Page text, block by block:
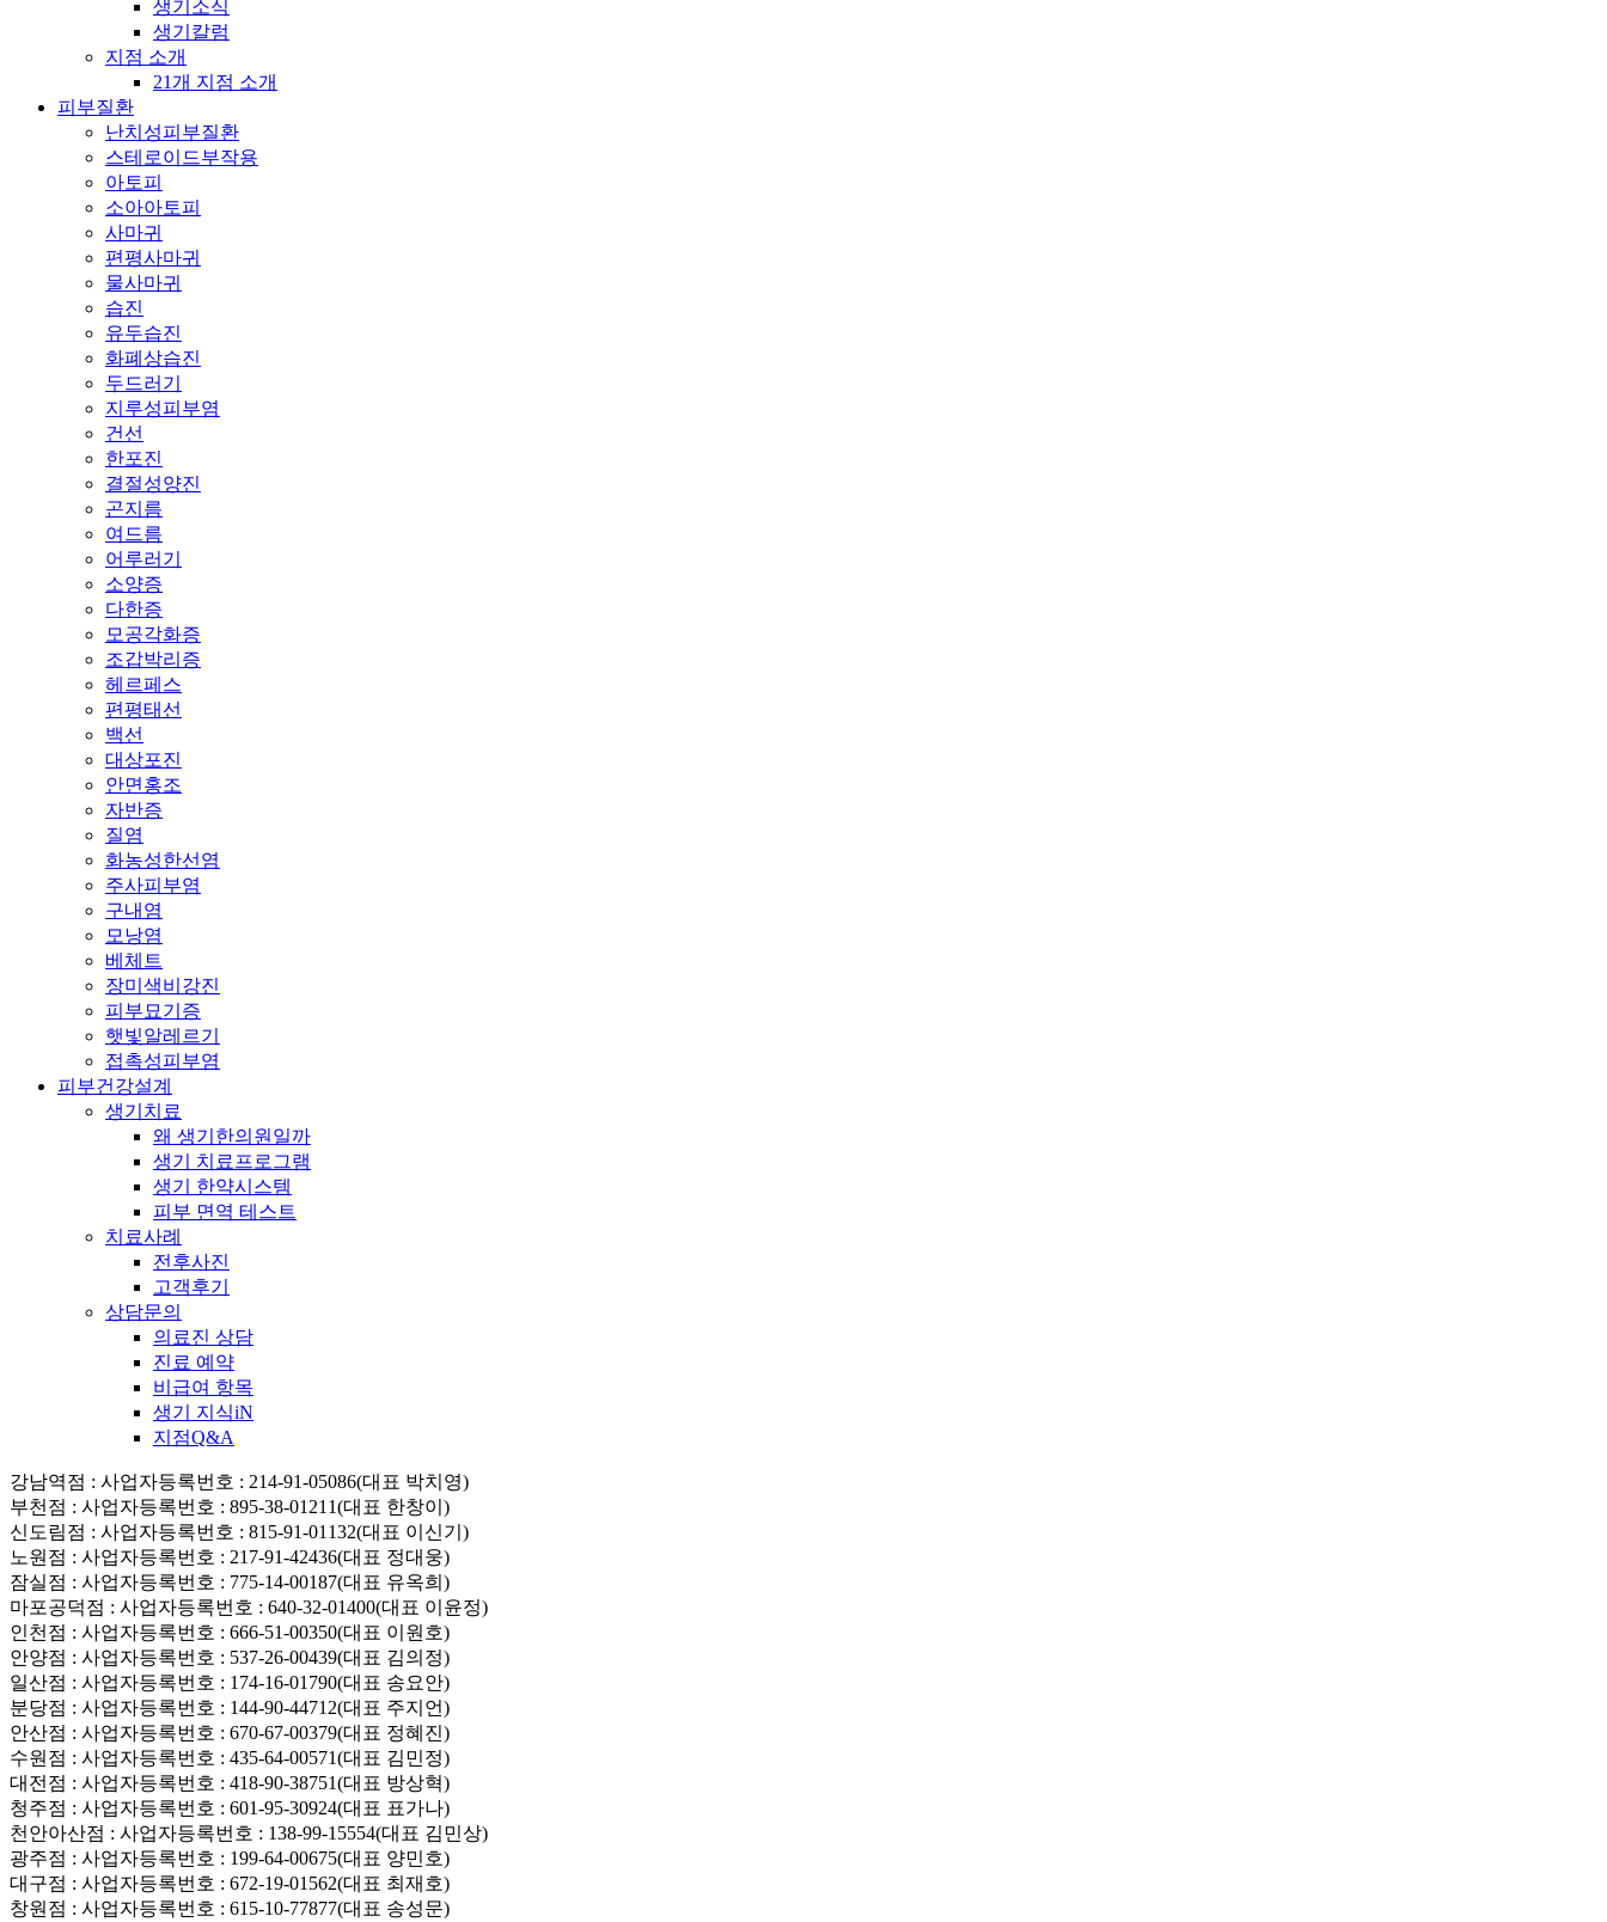
생기소식
생기칼럼
지점 소개
21개 지점 소개
피부질환
난치성피부질환
스테로이드부작용
아토피
소아아토피
사마귀
편평사마귀
물사마귀
습진
유두습진
화폐상습진
두드러기
지루성피부염
건선
한포진
결절성양진
곤지름
여드름
어루러기
소양증
다한증
모공각화증
조갑박리증
헤르페스
편평태선
백선
대상포진
안면홍조
자반증
질염
화농성한선염
주사피부염
구내염
모낭염
베체트
장미색비강진
피부묘기증
햇빛알레르기
접촉성피부염
피부건강설계
생기치료
왜 생기한의원일까
생기 치료프로그램
생기 한약시스템
피부 면역 테스트
치료사례
전후사진
고객후기
상담문의
의료진 상담
진료 예약
비급여 항목
생기 지식iN
지점Q&A
강남역점 : 사업자등록번호 : 214-91-05086(대표 박치영)
부천점 : 사업자등록번호 : 895-38-01211(대표 한창이)
신도림점 : 사업자등록번호 : 815-91-01132(대표 이신기)
노원점 : 사업자등록번호 : 217-91-42436(대표 정대웅)
잠실점 : 사업자등록번호 : 775-14-00187(대표 유옥희)
마포공덕점 : 사업자등록번호 : 640-32-01400(대표 이윤정)
인천점 : 사업자등록번호 : 666-51-00350(대표 이원호)
안양점 : 사업자등록번호 : 537-26-00439(대표 김의정)
일산점 : 사업자등록번호 : 174-16-01790(대표 송요안)
분당점 : 사업자등록번호 : 144-90-44712(대표 주지언)
안산점 : 사업자등록번호 : 670-67-00379(대표 정혜진)
수원점 : 사업자등록번호 : 435-64-00571(대표 김민정)
대전점 : 사업자등록번호 : 418-90-38751(대표 방상혁)
청주점 : 사업자등록번호 : 601-95-30924(대표 표가나)
천안아산점 : 사업자등록번호 : 138-99-15554(대표 김민상)
광주점 : 사업자등록번호 : 199-64-00675(대표 양민호)
대구점 : 사업자등록번호 : 672-19-01562(대표 최재호)
창원점 : 사업자등록번호 : 615-10-77877(대표 송성문)